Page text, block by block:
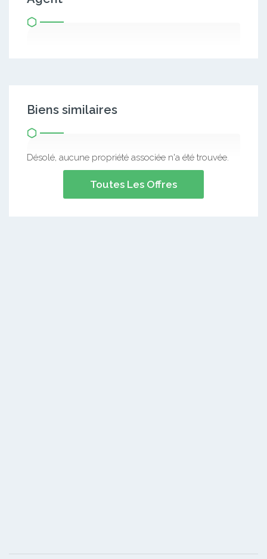
Biens similaires
Désolé, aucune propriété associée n'a été trouvée.
Toutes Les Offres